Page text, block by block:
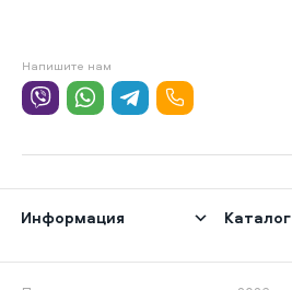
Информация Каталог
Напишите нам